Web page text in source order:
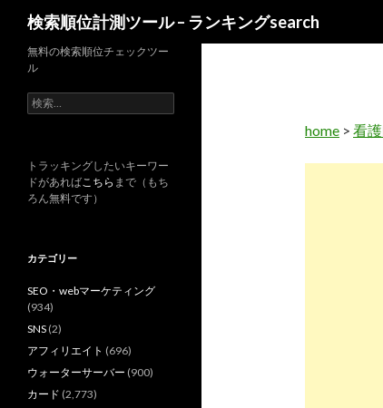
検索順位計測ツール – ランキングsearch
home > 看
無料の検索順位チェックツー
ル
検
索
トラッキングしたいキーワー
ドがあればこちら まで（もち
ろん無料です）
カテゴリー
SEO・webマーケティング
(934)
SNS (2)
アフィリエイト (696)
ウォーターサーバー (900)
カード (2,773)